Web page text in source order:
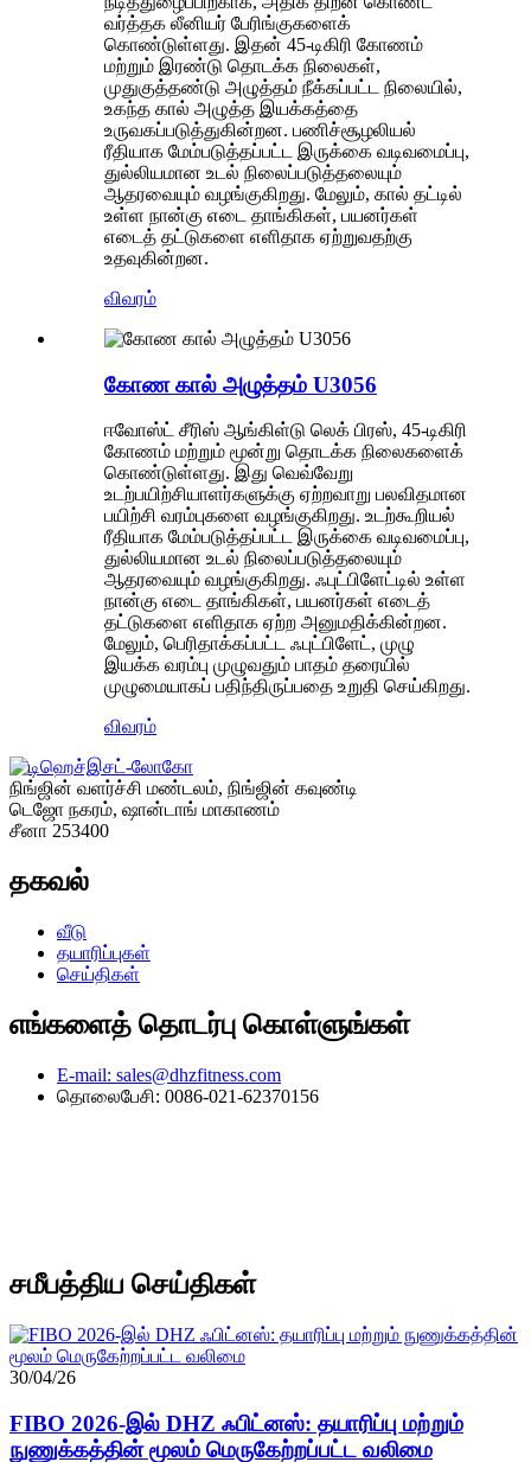
வர்த்தக லீனியர் பேரிங்குகளைக்
கொண்டுள்ளது. இதன் 45-டிகிரி கோணம்
மற்றும் இரண்டு தொடக்க நிலைகள்,
முதுகுத்தண்டு அழுத்தம் நீக்கப்பட்ட நிலையில்,
உகந்த கால் அழுத்த இயக்கத்தை
உருவகப்படுத்துகின்றன. பணிச்சூழலியல்
ரீதியாக மேம்படுத்தப்பட்ட இருக்கை வடிவமைப்பு,
துல்லியமான உடல் நிலைப்படுத்தலையும்
ஆதரவையும் வழங்குகிறது. மேலும், கால் தட்டில்
உள்ள நான்கு எடை தாங்கிகள், பயனர்கள்
எடைத் தட்டுகளை எளிதாக ஏற்றுவதற்கு
உதவுகின்றன.
விவரம்
கோண கால் அழுத்தம் U3056
ஈவோஸ்ட் சீரிஸ் ஆங்கிள்டு லெக் பிரஸ், 45-டிகிரி
கோணம் மற்றும் மூன்று தொடக்க நிலைகளைக்
கொண்டுள்ளது. இது வெவ்வேறு
உடற்பயிற்சியாளர்களுக்கு ஏற்றவாறு பலவிதமான
பயிற்சி வரம்புகளை வழங்குகிறது. உடற்கூறியல்
ரீதியாக மேம்படுத்தப்பட்ட இருக்கை வடிவமைப்பு,
துல்லியமான உடல் நிலைப்படுத்தலையும்
ஆதரவையும் வழங்குகிறது. ஃபுட்பிளேட்டில் உள்ள
நான்கு எடை தாங்கிகள், பயனர்கள் எடைத்
தட்டுகளை எளிதாக ஏற்ற அனுமதிக்கின்றன.
மேலும், பெரிதாக்கப்பட்ட ஃபுட்பிளேட், முழு
இயக்க வரம்பு முழுவதும் பாதம் தரையில்
முழுமையாகப் பதிந்திருப்பதை உறுதி செய்கிறது.
விவரம்
நிங்ஜின் வளர்ச்சி மண்டலம், நிங்ஜின் கவுண்டி
டெஜோ நகரம், ஷான்டாங் மாகாணம்
சீனா 253400
தகவல்
வீடு
தயாரிப்புகள்
செய்திகள்
எங்களைத் தொடர்பு கொள்ளுங்கள்
E-mail: sales@dhzfitness.com
தொலைபேசி: 0086-021-62370156
சமீபத்திய செய்திகள்
30/04/26
FIBO 2026-இல் DHZ ஃபிட்னஸ்: தயாரிப்பு மற்றும்
நுணுக்கத்தின் மூலம் மெருகேற்றப்பட்ட வலிமை